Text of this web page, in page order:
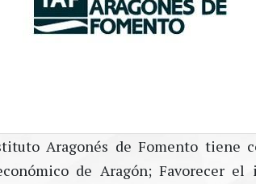
Aragonés de Fomento tiene
de Aragón; Favorecer